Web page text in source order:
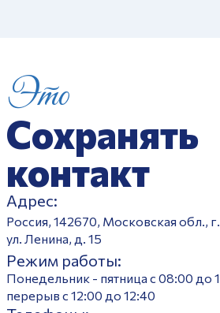
Это
Сохранять
контакт
Адрес:
Россия, 142670, Московская обл.,
ул. Ленина, д. 15
Режим работы:
Понедельник - пятница с 08:00 до
перерыв с 12:00 до 12:40